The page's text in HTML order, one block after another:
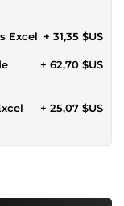
Excel + 31,35 $US
+ 62,70 $US
+ 25,07 $US